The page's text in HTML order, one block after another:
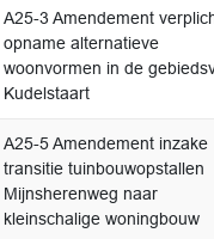
A25-3 Amendement
opname alternatieve
woonvormen in de
Kudelstaart
A25-5 Amendement inzake
transitie tuinbouwopstallen
Mijnsherenweg naar
kleinschalige woningbouw